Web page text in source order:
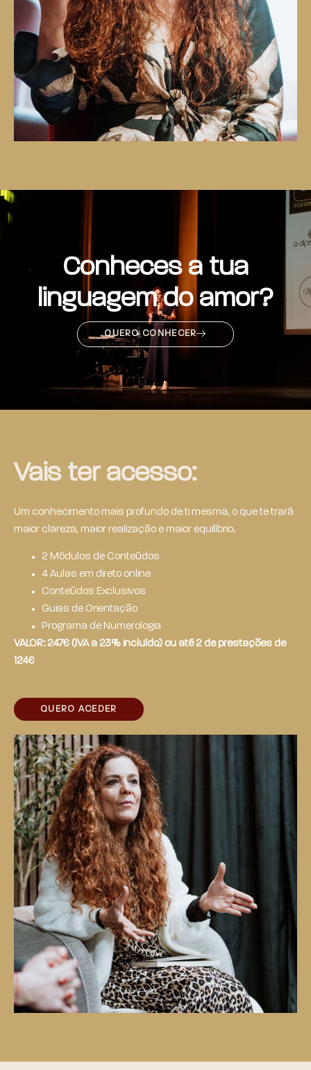
Conheces a tua
linguagem do amor?
QUERO CONHECER
Vais ter acesso:
Um conhecimento mais profundo de ti mesma, o que te trará
maior clareza, maior realização e maior equilíbrio.
2 Módulos de Conteúdos
4 Aulas em direto online
Conteúdos Exclusivos
Guias de Orientação
Programa de Numerologia
VALOR: 247€ (IVA a 23% incluído) ou até 2 de prestações de
124€
QUERO ACEDER